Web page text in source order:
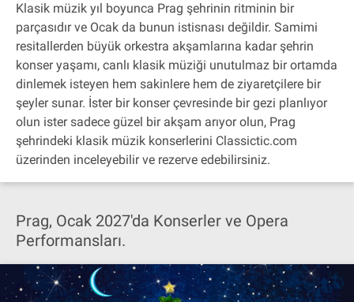
Klasik müzik yıl boyunca Prag şehrinin ritminin bir
parçasıdır ve Ocak da bunun istisnası değildir. Samimi
resitallerden büyük orkestra akşamlarına kadar şehrin
konser yaşamı, canlı klasik müziği unutulmaz bir ortamda
dinlemek isteyen hem sakinlere hem de ziyaretçilere bir
şeyler sunar. İster bir konser çevresinde bir gezi planlıyor
olun ister sadece güzel bir akşam arıyor olun, Prag
şehrindeki klasik müzik konserlerini Classictic.com
üzerinden inceleyebilir ve rezerve edebilirsiniz.
Prag, Ocak 2027'da Konserler ve Opera
Performansları.